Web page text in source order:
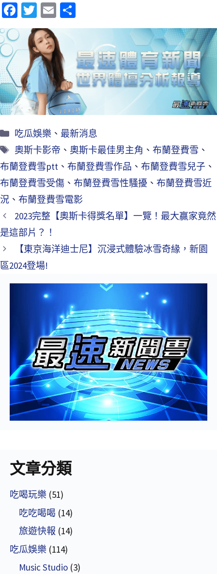
Fa
ce
b
o
o
k
T
wi
tt
er
E
m
ai
l
享
吃瓜娛樂 、最新消息
奧斯卡影帝 、 奧斯卡最佳男主角 、布蘭登費雪 、
布蘭登費雪ptt 、 布蘭登費雪作品 、 布蘭登費雪兒子 、
布蘭登費雪受傷 、 布蘭登費雪性騷擾 、 布蘭登費雪近
況 、 布蘭登費雪電影
2023完整【奧斯卡得獎名單】一覽！最大贏家竟然
是這部片？！
【東京海洋迪士尼】沉浸式體驗冰雪奇緣，新園
區2024登場!
文章分類
吃喝玩樂 (51)
吃吃喝喝 (14)
旅遊快報 (14)
吃瓜娛樂 (114)
Music Studio (3)